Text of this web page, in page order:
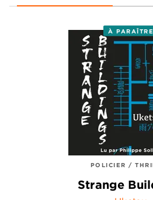
À PARAÎTRE
POLICIER /
Strange